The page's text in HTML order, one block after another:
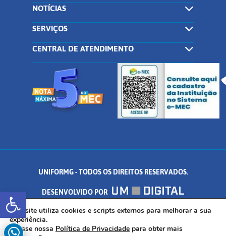
Abrir a barra de ferramentas
NOTÍCIAS
SERVIÇOS
CENTRAL DE ATENDIMENTO
UNIFORMG - TODOS OS DIREITOS RESERVADOS.
DESENVOLVIDO POR
AV. DR. ARNALDO DE SENNA, 328 - PALMEIRAS, FORMIGA/MG - CEP:
35.574.530
Este site utiliza cookies e scripts externos para melhorar a sua
experiência.
Acesse nossa Política de Privacidade para obter mais